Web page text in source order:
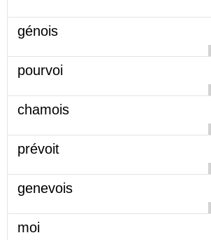
génois
pourvoi
chamois
prévoit
genevois
moi